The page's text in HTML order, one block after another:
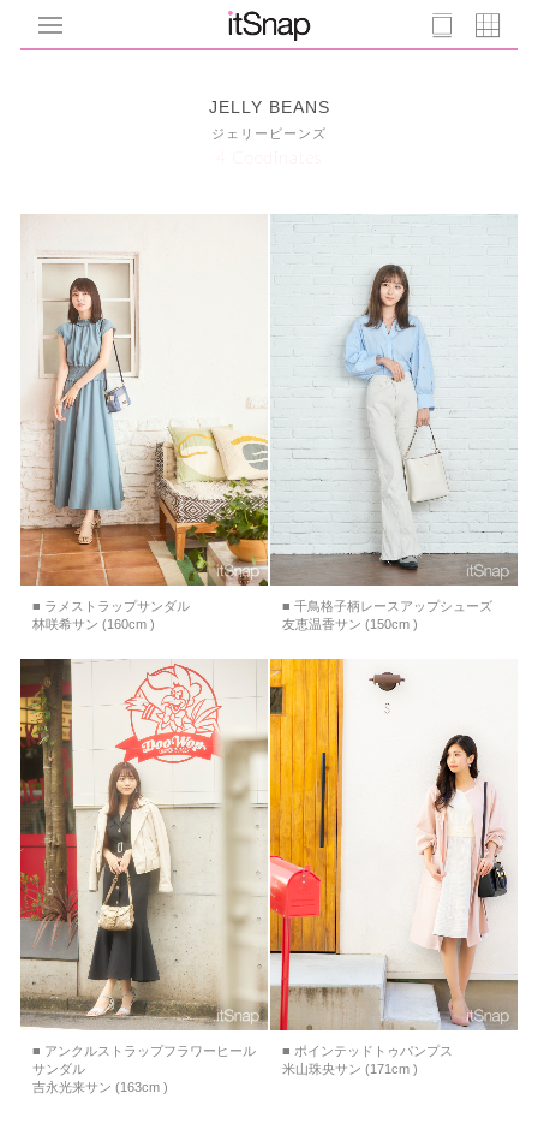
JELLY BEANS
ジェリービーンズ
4 Coodinates
■ ラメストラップサンダル
林咲希サン (160cm )
■ 千鳥格子柄レースアップシューズ
友恵温香サン (150cm )
■ アンクルストラップフラワーヒール
サンダル
吉永光来サン (163cm )
■ ポインテッドトゥパンプス
米山珠央サン (171cm )